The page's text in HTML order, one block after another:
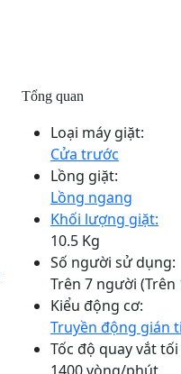
Tổng quan
Loại máy giặt:
Cửa trước
Lồng giặt:
Lồng ngang